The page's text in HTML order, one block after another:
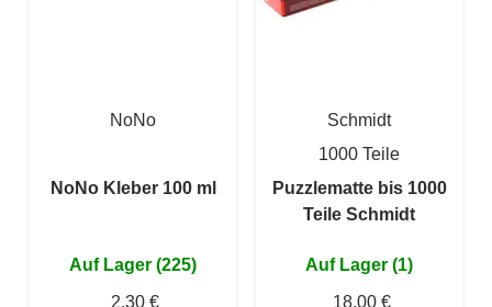
NoNo
NoNo Kleber 100 ml
Auf Lager (225)
2,30 €
Schmidt
1000 Teile
Puzzlematte bis 1000
Teile Schmidt
Auf Lager (1)
18,00 €